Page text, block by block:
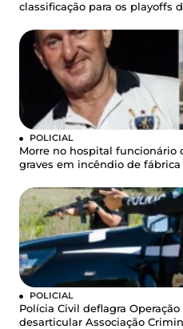
classificação para os playoffs
POLICIAL
Morre no hospital funcionário
graves em incêndio de
POLICIAL
Polícia Civil deflagra
desarticular Associação